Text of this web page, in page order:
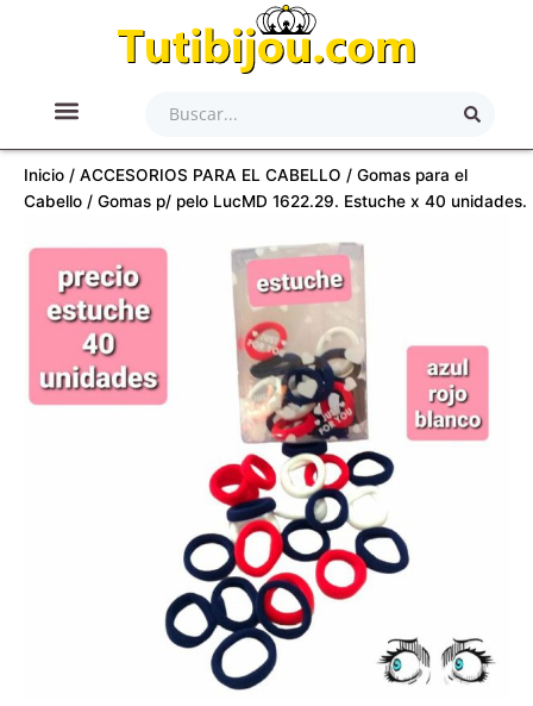
Inicio / ACCESORIOS PARA EL CABELLO / Gomas para el
Cabello / Gomas p/ pelo LucMD 1622.29. Estuche x 40 unidades.